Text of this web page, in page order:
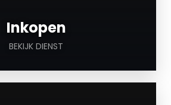
Inkopen
BEKIJK DIENST